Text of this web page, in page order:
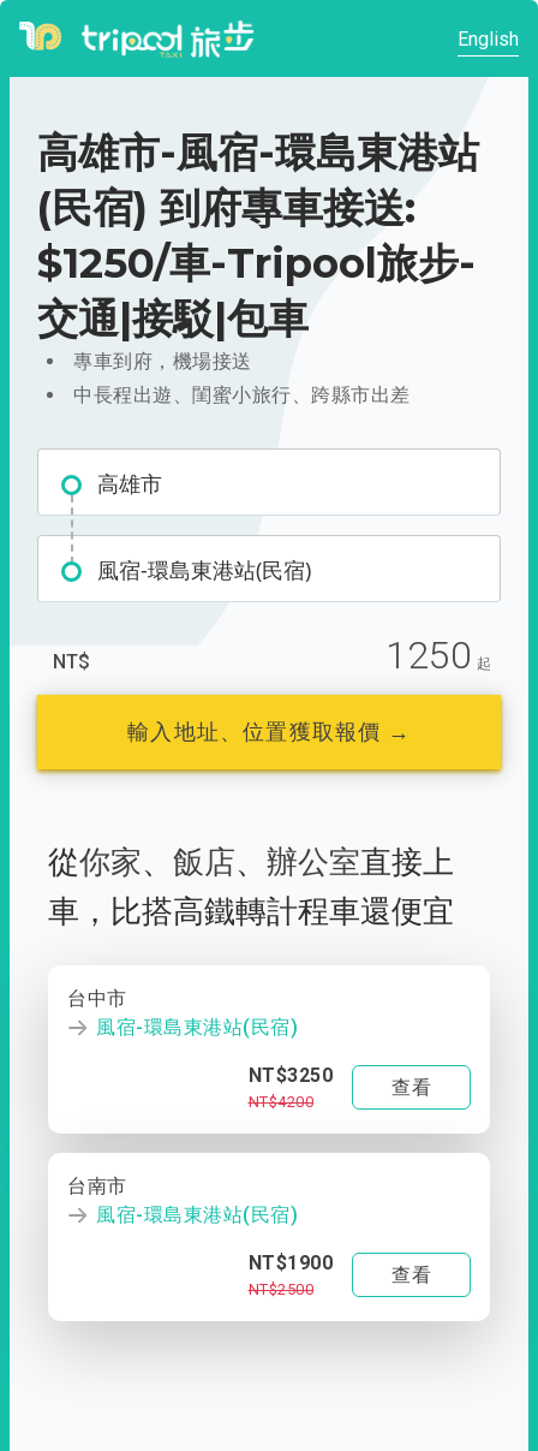
English
高雄市-風宿-環島東港站
(民宿) 到府專車接送:
$1250/車-Tripool旅步-
交通|接駁|包車
專車到府，機場接送
中長程出遊、閨蜜小旅行、跨縣市出差
高雄市
風宿-環島東港站(民宿)
NT$ 1250 起
輸入地址、位置獲取報價 →
從你家、 飯店、 辦公室直接上
車， 比搭高鐵轉計程車還便宜
台中市
風宿-環島東港站(民宿)
NT$3250
NT$4200
查看
台南市
風宿-環島東港站(民宿)
NT$1900
NT$2500
查看